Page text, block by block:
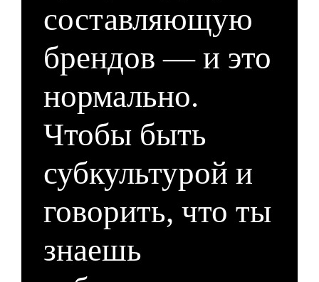
составляющую
брендов — и это
нормально.
Чтобы быть
субкультурой и
говорить, что ты
знаешь